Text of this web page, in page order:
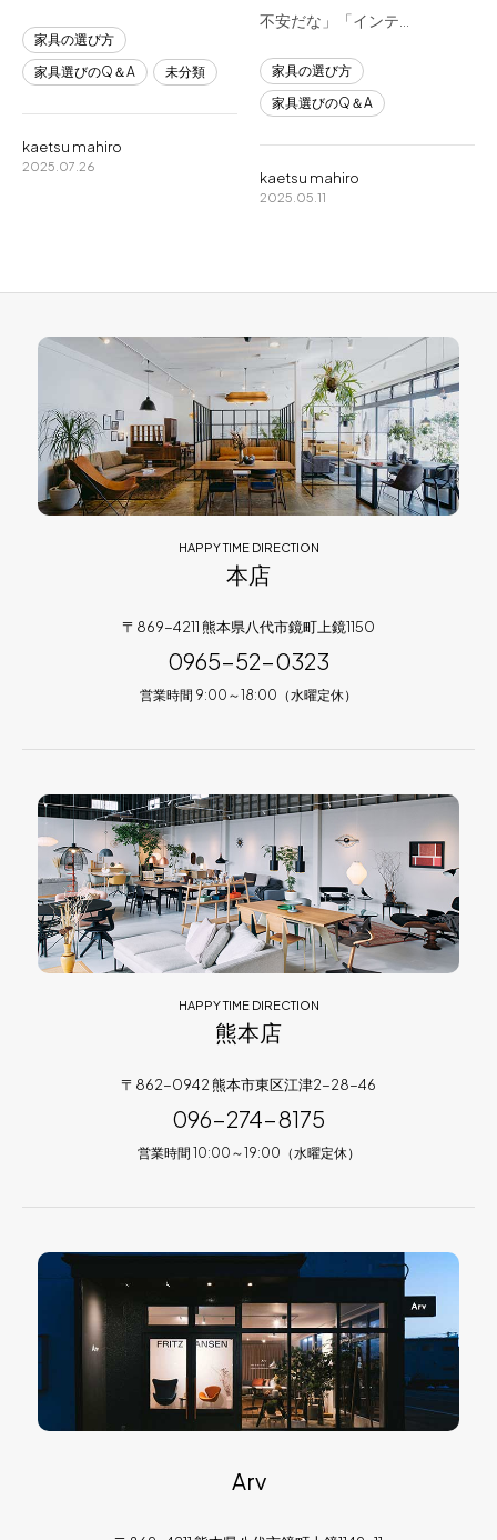
家具の選び方
家具選びのQ＆A
未分類
kaetsu mahiro
2025.07.26
不安だな」「インテ…
家具の選び方
家具選びのQ＆A
kaetsu mahiro
2025.05.11
HAPPY TIME DIRECTION
本店
〒869-4211 熊本県八代市鏡町上鏡1150
0965-52-0323
営業時間 9:00～18:00（水曜定休）
HAPPY TIME DIRECTION
熊本店
〒862-0942 熊本市東区江津2-28-46
096-274-8175
営業時間 10:00～19:00（水曜定休）
Arv